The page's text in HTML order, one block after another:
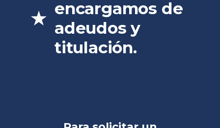
encargamos de
adeudos y
titulación.